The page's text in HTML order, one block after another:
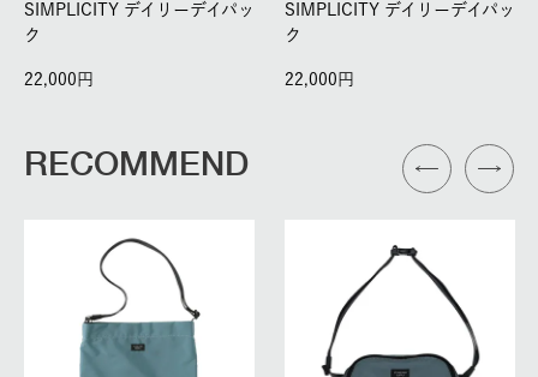
SIMPLICITY デイリーデイパッ
ク
22,000
SIMPLICITY デイリーデイパッ
ク
22,000
RECOMMEND